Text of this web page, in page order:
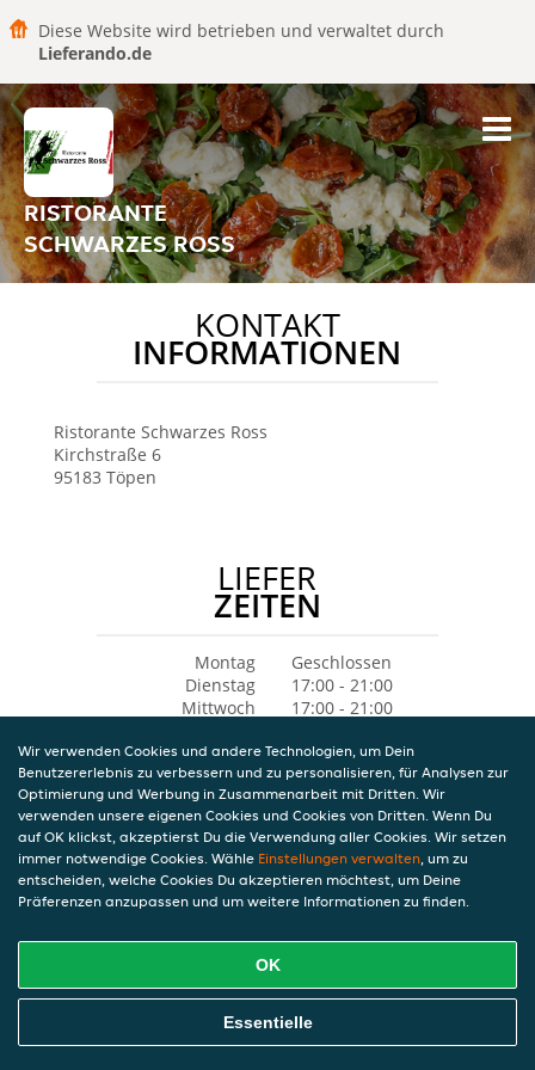
Diese Website wird betrieben und verwaltet durch
Lieferando.de
RISTORANTE
SCHWARZES ROSS
KONTAKT
INFORMATIONEN
Ristorante Schwarzes Ross
Kirchstraße 6
95183 Töpen
LIEFER
ZEITEN
Montag
Geschlossen
Dienstag
17:00 - 21:00
Mittwoch
17:00 - 21:00
Freitag
17:00 - 21:30
Samstag
17:00 - 21:30
Sonntag
11:30 - 13:30
17:00 - 21:00
Wir verwenden Cookies und andere Technologien, um Dein
Benutzererlebnis zu verbessern und zu personalisieren, für Analysen zur
Optimierung und Werbung in Zusammenarbeit mit Dritten. Wir
verwenden unsere eigenen Cookies und Cookies von Dritten. Wenn Du
auf OK klickst, akzeptierst Du die Verwendung aller Cookies. Wir setzen
immer notwendige Cookies. Wähle Einstellungen verwalten, um zu
entscheiden, welche Cookies Du akzeptieren möchtest, um Deine
Präferenzen anzupassen und um weitere Informationen zu finden.
OK
Essentielle